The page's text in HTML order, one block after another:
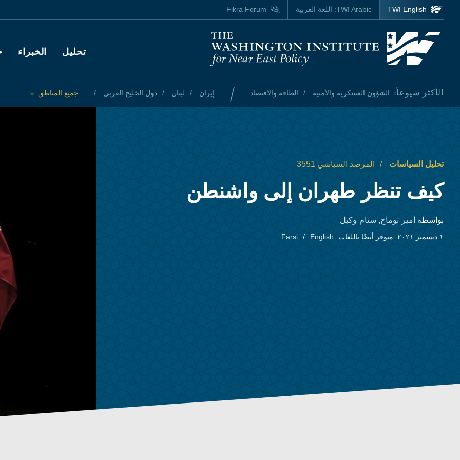
Skip to main content
Homepage
Main navigation
تحليل الخبراء
الأكثر شيوعاً: الشؤون العسكرية والأمنية الطاقة والاقتصاد / إيران لبنان دول الخليج العربي
Toggle List of
جميع المناطق
TWI English
TWI Arabic: اللغة العربية Fikra Forum
تحليل السياسات المرصد السياسي 3551
كيف تنظر طهران إلى واشنطن
بواسطة أمير توماج, سنام وكيل
١ ديسمبر ٢٠٢١ متوفر أيضًا باللغات: English
Farsi